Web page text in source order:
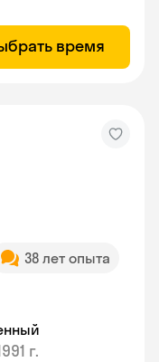
время
38 лет опыта
г.